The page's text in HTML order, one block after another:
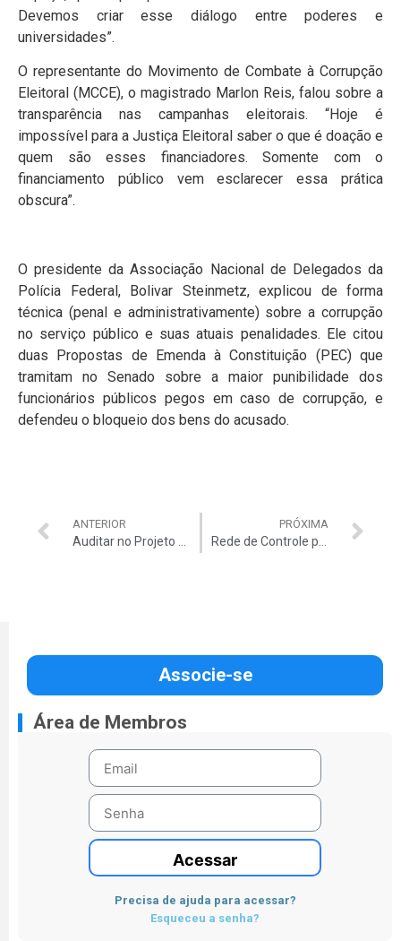
Devemos criar esse diálogo entre poderes e
universidades”.
O representante do Movimento de Combate à Corrupção
Eleitoral (MCCE), o magistrado Marlon Reis, falou sobre a
transparência nas campanhas eleitorais. “Hoje é
impossível para a Justiça Eleitoral saber o que é doação e
quem são esses financiadores. Somente com o
financiamento público vem esclarecer essa prática
obscura”.
O presidente da Associação Nacional de Delegados da
Polícia Federal, Bolivar Steinmetz, explicou de forma
técnica (penal e administrativamente) sobre a corrupção
no serviço público e suas atuais penalidades. Ele citou
duas Propostas de Emenda à Constituição (PEC) que
tramitam no Senado sobre a maior punibilidade dos
funcionários públicos pegos em caso de corrupção, e
defendeu o bloqueio dos bens do acusado.
ANTERIOR PRÓXIMA
Associe-se
Área de Membros
Acessar
Precisa de ajuda para acessar?
Esqueceu a senha?